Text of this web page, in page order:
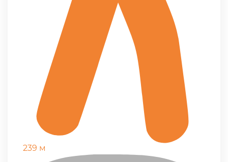
239 м